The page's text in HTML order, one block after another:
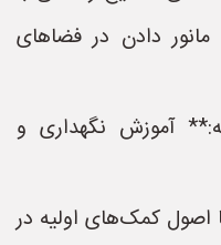
مانور دادن در فضاهای
آموزش نگهداری و
کمک‌های اولیه در